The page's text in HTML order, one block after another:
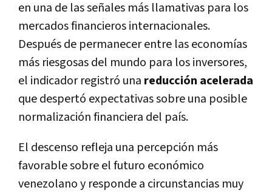
en una de las señales más llamativas para los
mercados financieros internacionales.
Después de permanecer entre las economías
más riesgosas del mundo para los inversores,
el indicador registró una reducción acelerada
que despertó expectativas sobre una posible
normalización financiera del país.
El descenso refleja una percepción más
favorable sobre el futuro económico
venezolano y responde a circunstancias muy